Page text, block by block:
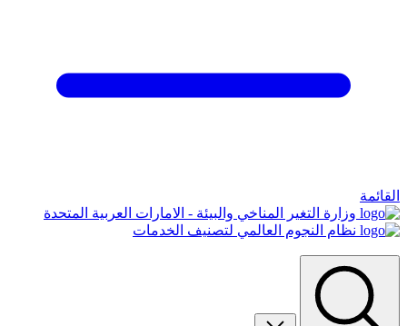
القائمة
وزارة التغير المناخي والبيئة - الامارات العربية المتحدة
نظام النجوم العالمي لتصنيف الخدمات